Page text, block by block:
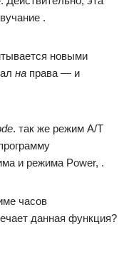
.
новыми
на права — и
. так же режим A/T
и режима Power, .
часов
данная функция?